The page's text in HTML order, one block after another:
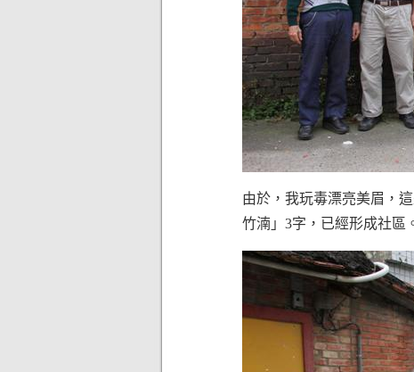
由於，我玩毒漂亮美眉，
竹湳」3字，已經形成社區